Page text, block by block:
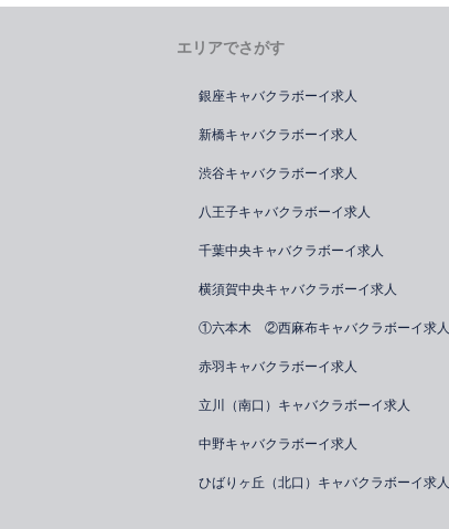
エリアでさがす
銀座キャバクラボーイ求人
新橋キャバクラボーイ求人
渋谷キャバクラボーイ求人
八王子キャバクラボーイ求人
千葉中央キャバクラボーイ求人
横須賀中央キャバクラボーイ求人
①六本木 ②西麻布キャバクラボーイ求人
赤羽キャバクラボーイ求人
立川（南口）キャバクラボーイ求人
中野キャバクラボーイ求人
ひばりヶ丘（北口）キャバクラボーイ求人